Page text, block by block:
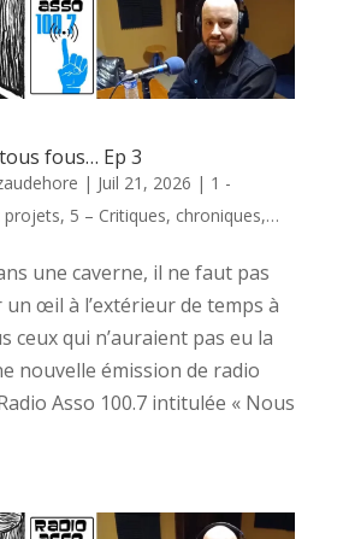
fous… Ep 3
| Juil 21, 2026 | 1 -
projets, 5 – Critiques, chroniques,…
une caverne, il ne faut pas
œil à l’extérieur de temps à
ceux qui n’auraient pas eu la
nouvelle émission de radio
Asso 100.7 intitulée « Nous